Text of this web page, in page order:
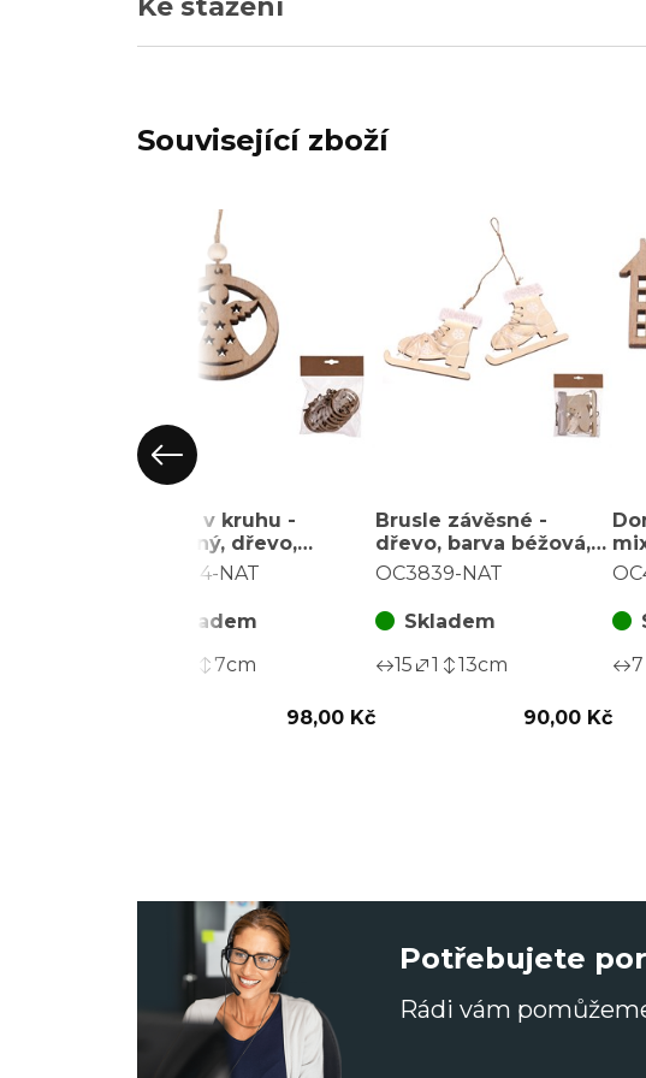
Ke stažení
Související zboží
Anděl v kruhu -
závěsný, dřevo,
přírodní b., cena za
OC3814-NAT
Skladem
7cm
98,00 Kč
Brusle závěsné -
dřevo, barva béžová,
cena za balení (2 ks)
OC3839-NAT
Skladem
15
1 13cm
90,00 Kč
b.,
7
Potřebujete
Rádi vám